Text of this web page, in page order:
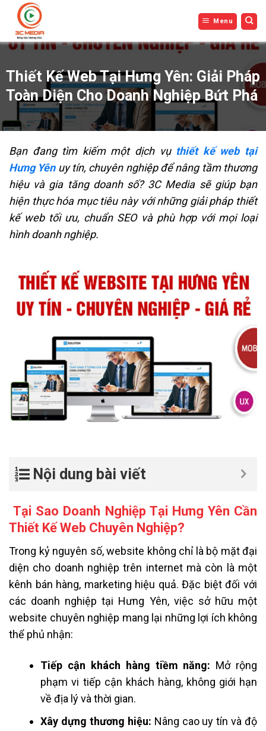
nội
Menu
Thiết Kế Web Tại Hưng Yên: Giải Pháp
Toàn Diện Cho Doanh Nghiệp Bứt Phá
Bạn đang tìm kiếm một dịch vụ thiết kế web tại
Hưng Yênuy tín, chuyên nghiệp để nâng tầm thương
hiệu và gia tăng doanh số? 3C Media sẽ giúp bạn
hiện thực hóa mục tiêu này với những giải pháp thiết
kế web tối ưu, chuẩn SEO và phù hợp với mọi loại
hình doanh nghiệp.
Nội dung bài viết
Tại Sao Doanh Nghiệp Tại Hưng Yên Cần
Thiết Kế Web Chuyên Nghiệp?
Trong kỷ nguyên số, website không chỉ là bộ mặt đại
diện cho doanh nghiệp trên internet mà còn là một
kênh bán hàng, marketing hiệu quả. Đặc biệt đối với
các doanh nghiệp tại Hưng Yên, việc sở hữu một
website chuyên nghiệp mang lại những lợi ích không
thể phủ nhận:
Tiếp cận khách hàng tiềm năng: Mở rộng
phạm vi tiếp cận khách hàng, không giới hạn
về địa lý và thời gian.
Xây dựng thương hiệu: Nâng cao uy tín và độ